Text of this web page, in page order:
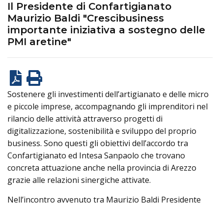
Il Presidente di Confartigianato
Maurizio Baldi "Crescibusiness
importante iniziativa a sostegno delle
PMI aretine"
Sostenere gli investimenti dell’artigianato e delle micro
e piccole imprese, accompagnando gli imprenditori nel
rilancio delle attività attraverso progetti di
digitalizzazione, sostenibilità e sviluppo del proprio
business. Sono questi gli obiettivi dell’accordo tra
Confartigianato ed Intesa Sanpaolo che trovano
concreta attuazione anche nella provincia di Arezzo
grazie alle relazioni sinergiche attivate.
Nell’incontro avvenuto tra Maurizio Baldi Presidente